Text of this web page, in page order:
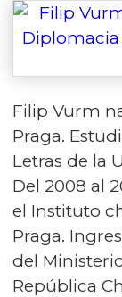
Filip Vurm
Praga.
Letras de la
Del 2008 al
el Instituto
Praga.
del
República